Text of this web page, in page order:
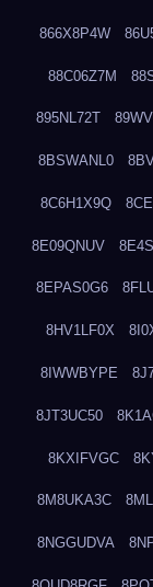
866X8P4W
88C06Z7M
895NL72T
8BSWANL0
8C6H1X9Q
8E09QNUV
8EPAS0G6
8HV1LF0X
8IWWBYPE
8JT3UC50
8KXIFVGC
8M8UKA3C
8NGGUDVA